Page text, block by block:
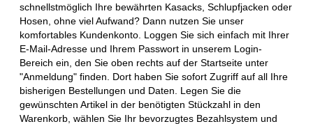
schnellstmöglich Ihre bewährten Kasacks, Schlupfjacken oder
Hosen, ohne viel Aufwand? Dann nutzen Sie unser
komfortables Kundenkonto. Loggen Sie sich einfach mit Ihrer
E-Mail-Adresse und Ihrem Passwort in unserem Login-
Bereich ein, den Sie oben rechts auf der Startseite unter
"Anmeldung" finden. Dort haben Sie sofort Zugriff auf all Ihre
bisherigen Bestellungen und Daten. Legen Sie die
gewünschten Artikel in der benötigten Stückzahl in den
Warenkorb, wählen Sie Ihr bevorzugtes Bezahlsystem und